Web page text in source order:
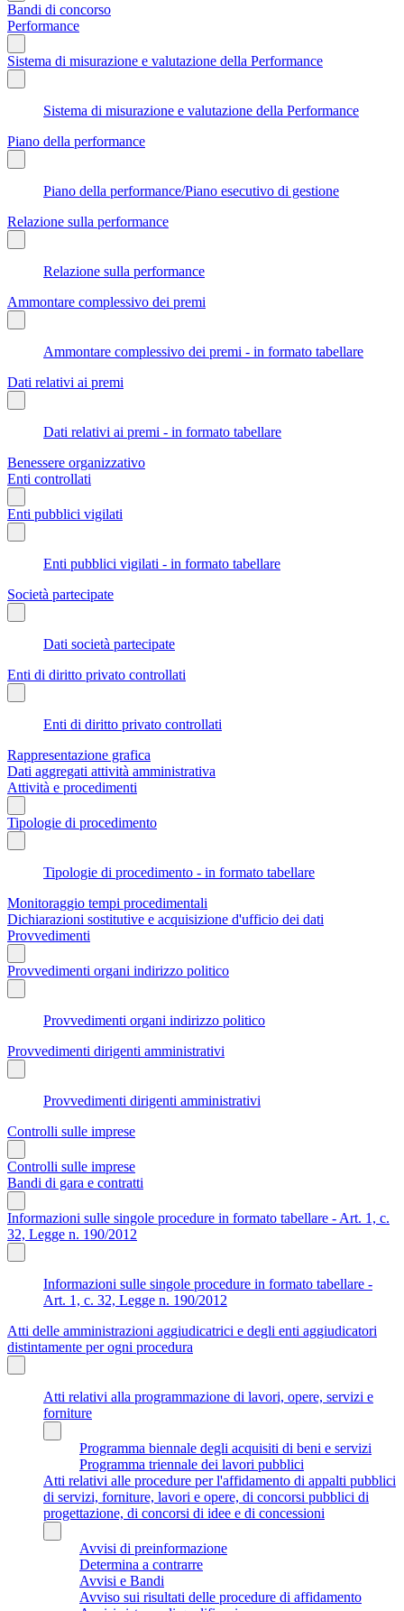
Bandi di concorso
Performance
Sistema di misurazione e valutazione della Performance
Sistema di misurazione e valutazione della Performance
Piano della performance
Piano della performance/Piano esecutivo di gestione
Relazione sulla performance
Relazione sulla performance
Ammontare complessivo dei premi
Ammontare complessivo dei premi - in formato tabellare
Dati relativi ai premi
Dati relativi ai premi - in formato tabellare
Benessere organizzativo
Enti controllati
Enti pubblici vigilati
Enti pubblici vigilati - in formato tabellare
Società partecipate
Dati società partecipate
Enti di diritto privato controllati
Enti di diritto privato controllati
Rappresentazione grafica
Dati aggregati attività amministrativa
Attività e procedimenti
Tipologie di procedimento
Tipologie di procedimento - in formato tabellare
Monitoraggio tempi procedimentali
Dichiarazioni sostitutive e acquisizione d'ufficio dei dati
Provvedimenti
Provvedimenti organi indirizzo politico
Provvedimenti organi indirizzo politico
Provvedimenti dirigenti amministrativi
Provvedimenti dirigenti amministrativi
Controlli sulle imprese
Controlli sulle imprese
Bandi di gara e contratti
Informazioni sulle singole procedure in formato tabellare - Art. 1, c.
32, Legge n. 190/2012
Informazioni sulle singole procedure in formato tabellare -
Art. 1, c. 32, Legge n. 190/2012
Atti delle amministrazioni aggiudicatrici e degli enti aggiudicatori
distintamente per ogni procedura
Atti relativi alla programmazione di lavori, opere, servizi e
forniture
Programma biennale degli acquisiti di beni e servizi
Programma triennale dei lavori pubblici
Atti relativi alle procedure per l'affidamento di appalti pubblici
di servizi, forniture, lavori e opere, di concorsi pubblici di
progettazione, di concorsi di idee e di concessioni
Avvisi di preinformazione
Determina a contrarre
Avvisi e Bandi
Avviso sui risultati delle procedure di affidamento